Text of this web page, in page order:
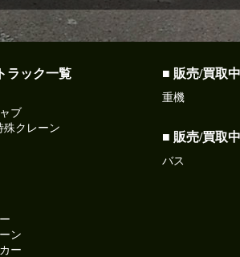
ラック一覧
ブ
殊クレーン
ン
ー
■ 販売/買取
重機
■ 販売/買取
バス